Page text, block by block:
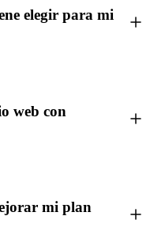
elegir para mi
web con
mi plan